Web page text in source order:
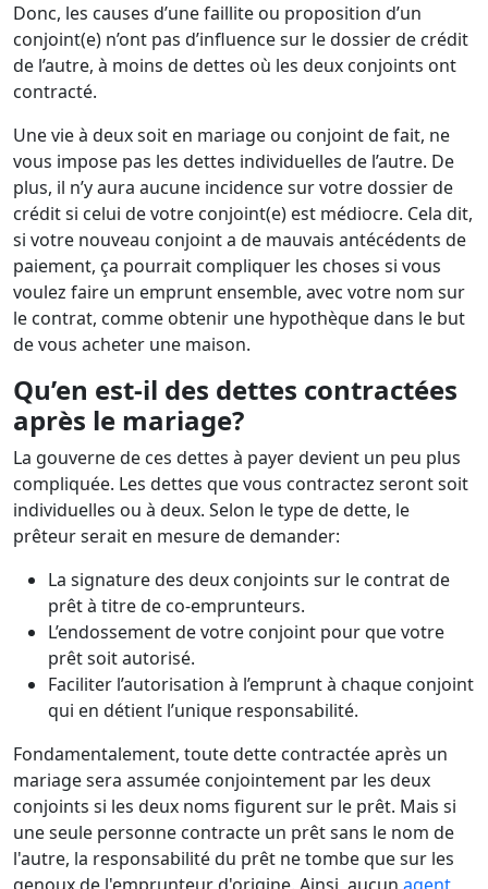
Donc, les causes d’une faillite ou proposition d’un
conjoint(e) n’ont pas d’influence sur le dossier de crédit
de l’autre, à moins de dettes où les deux conjoints ont
contracté.
Une vie à deux soit en mariage ou conjoint de fait, ne
vous impose pas les dettes individuelles de l’autre. De
plus, il n’y aura aucune incidence sur votre dossier de
crédit si celui de votre conjoint(e) est médiocre. Cela dit,
si votre nouveau conjoint a de mauvais antécédents de
paiement, ça pourrait compliquer les choses si vous
voulez faire un emprunt ensemble, avec votre nom sur
le contrat, comme obtenir une hypothèque dans le but
de vous acheter une maison.
Qu’en est-il des dettes contractées
après le mariage?
La gouverne de ces dettes à payer devient un peu plus
compliquée. Les dettes que vous contractez seront soit
individuelles ou à deux. Selon le type de dette, le
prêteur serait en mesure de demander:
La signature des deux conjoints sur le contrat de
prêt à titre de co-emprunteurs.
L’endossement de votre conjoint pour que votre
prêt soit autorisé.
Faciliter l’autorisation à l’emprunt à chaque conjoint
qui en détient l’unique responsabilité.
Fondamentalement, toute dette contractée après un
mariage sera assumée conjointement par les deux
conjoints si les deux noms figurent sur le prêt. Mais si
une seule personne contracte un prêt sans le nom de
l'autre, la responsabilité du prêt ne tombe que sur les